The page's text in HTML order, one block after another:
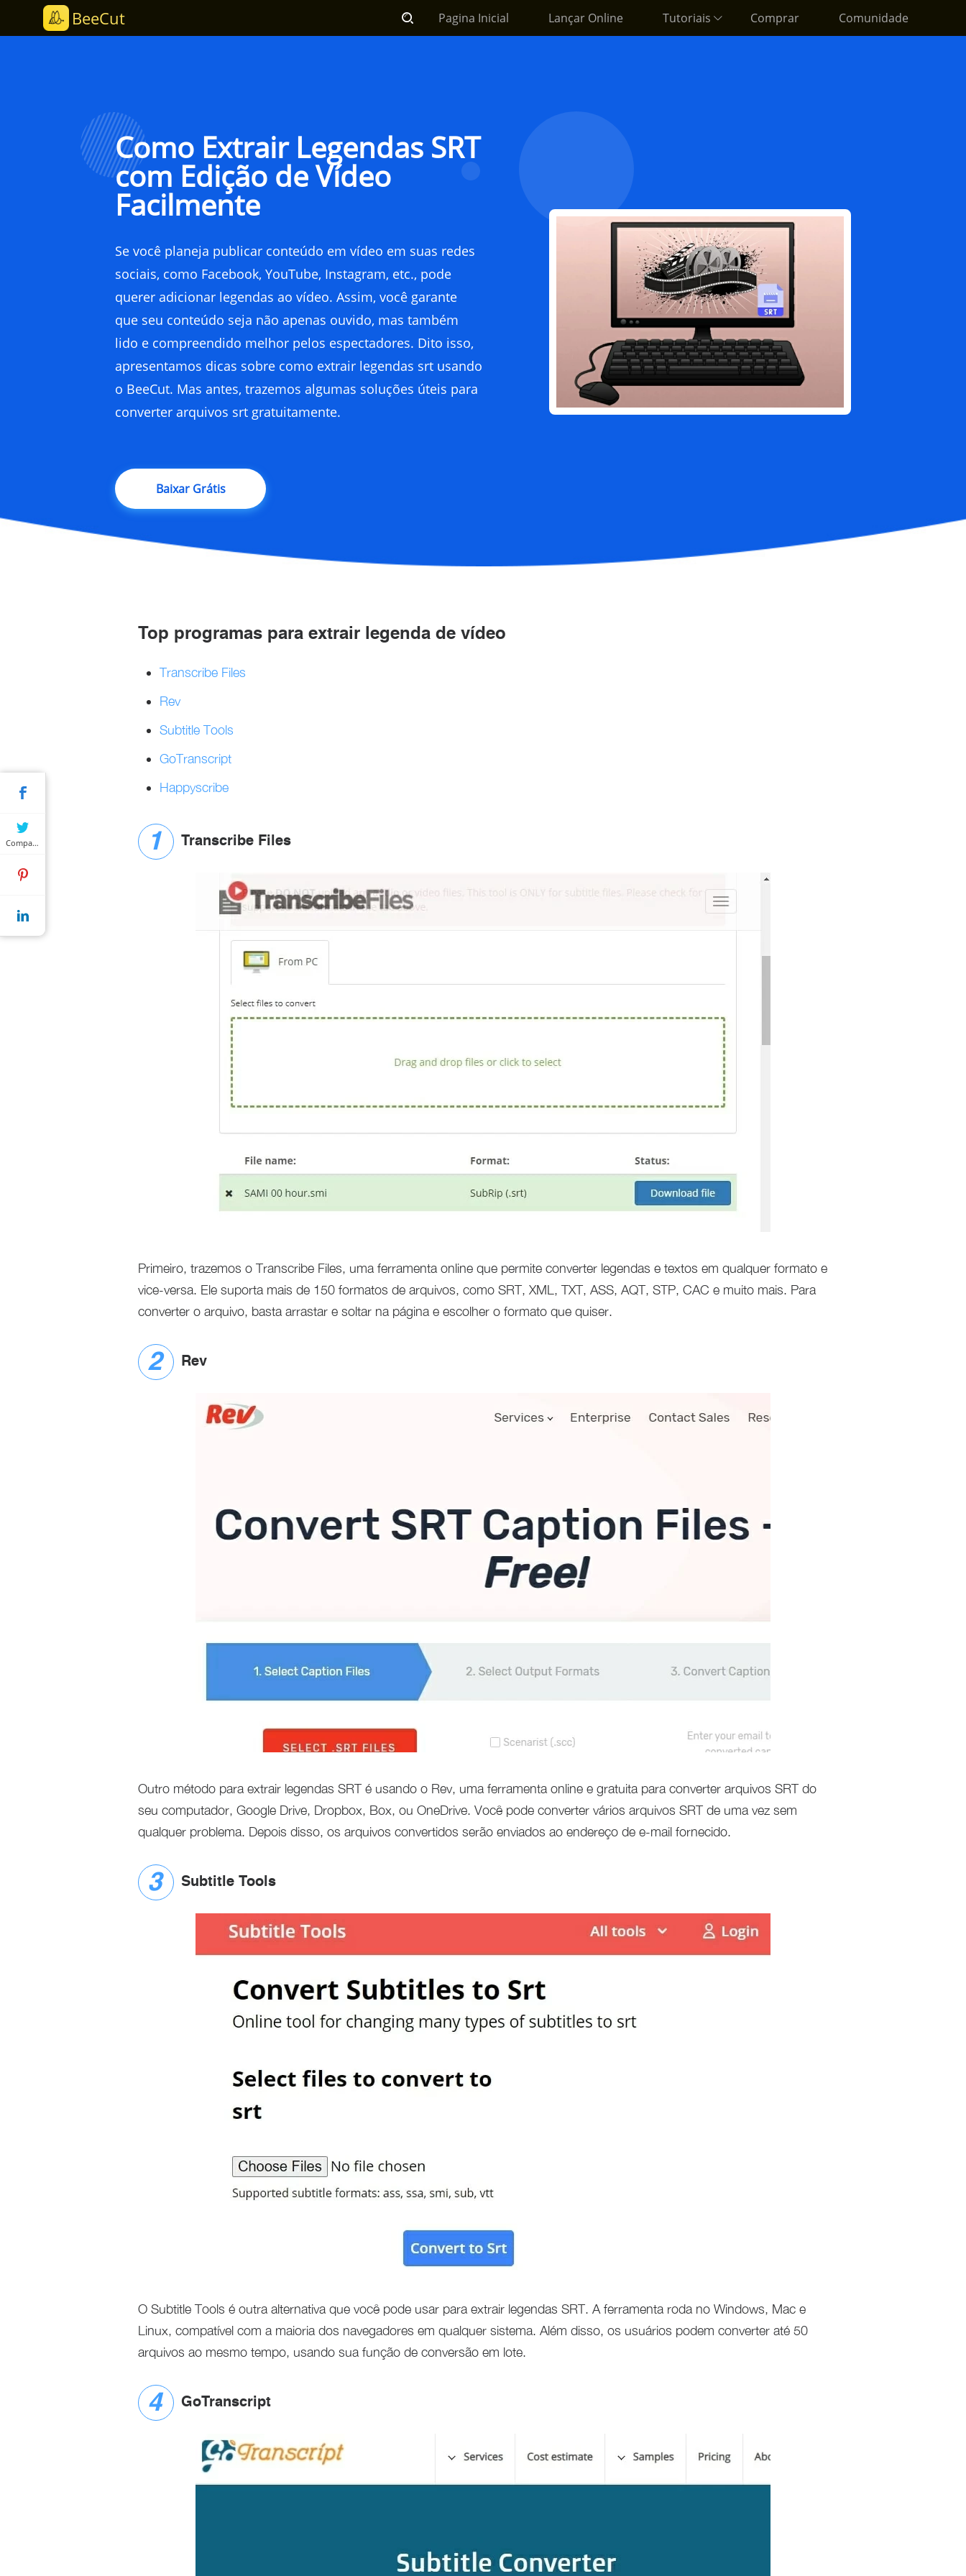
BeeCut Pagina Inicial Lançar Online Tutoriais Comprar Comunidade
Guia Baixar
Como Extrair Legendas SRT
com Edição de Vídeo
Facilmente
Se você planeja publicar conteúdo em vídeo em suas redes
sociais, como Facebook, YouTube, Instagram, etc., pode
querer adicionar legendas ao vídeo. Assim, você garante
que seu conteúdo seja não apenas ouvido, mas também
lido e compreendido melhor pelos espectadores. Dito isso,
apresentamos dicas sobre como extrair legendas srt usando
o BeeCut. Mas antes, trazemos algumas soluções úteis para
converter arquivos srt gratuitamente.
Baixar Grátis
Top programas para extrair legenda de vídeo
Transcribe Files
Rev
Subtitle Tools
GoTranscript
Happyscribe
Transcribe Files
Primeiro, trazemos o Transcribe Files, uma ferramenta online que permite converter legendas e textos em qualquer formato e
vice-versa. Ele suporta mais de 150 formatos de arquivos, como SRT, XML, TXT, ASS, AQT, STP, CAC e muito mais. Para
converter o arquivo, basta arrastar e soltar na página e escolher o formato que quiser.
Rev
Outro método para extrair legendas SRT é usando o Rev, uma ferramenta online e gratuita para converter arquivos SRT do
seu computador, Google Drive, Dropbox, Box, ou OneDrive. Você pode converter vários arquivos SRT de uma vez sem
qualquer problema. Depois disso, os arquivos convertidos serão enviados ao endereço de e-mail fornecido.
Subtitle Tools
O Subtitle Tools é outra alternativa que você pode usar para extrair legendas SRT. A ferramenta roda no Windows, Mac e
Linux, compatível com a maioria dos navegadores em qualquer sistema. Além disso, os usuários podem converter até 50
arquivos ao mesmo tempo, usando sua função de conversão em lote.
GoTranscript
Compartilhar